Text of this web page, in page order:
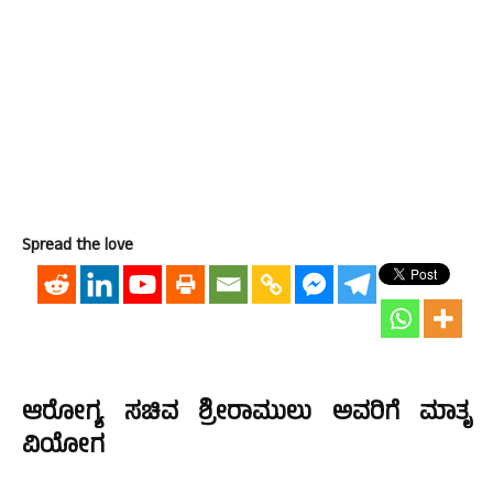
Spread the love
ಆರೋಗ್ಯ ಸಚಿವ ಶ್ರೀರಾಮುಲು ಅವರಿಗೆ ಮಾತೃ
ವಿಯೋಗ